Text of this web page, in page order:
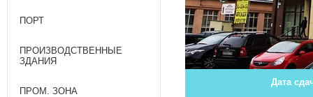
ПОРТ
ПРОИЗВОДСТВЕННЫЕ
ЗДАНИЯ
ПРОМ. ЗОНА
Дата